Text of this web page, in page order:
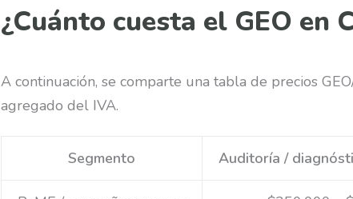
¿Cuánto cuesta el GEO en
A continuación, se comparte una tabla de precios
agregado del IVA.
Segmento Auditoría /